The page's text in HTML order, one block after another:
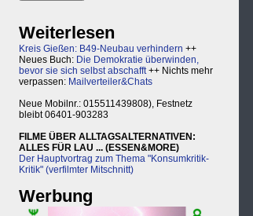
Weiterlesen
Kreis Gießen: B49-Neubau verhindern ++
Neues Buch: Die Demokratie überwinden,
bevor sie sich selbst abschafft++ Nichts mehr
verpassen: Mailverteiler&Chats
Neue Mobilnr.: 015511439808), Festnetz
bleibt 06401-903283
FILME ÜBER ALLTAGSALTERNATIVEN:
ALLES FÜR LAU ... (ESSEN&MORE)
Der Hauptvortrag zum Thema "Konsumkritik-
Kritik" (verfilmter Mitschnitt)
Werbung